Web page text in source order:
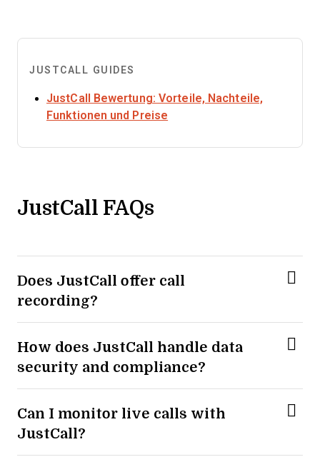
JUSTCALL GUIDES
JustCall Bewertung: Vorteile, Nachteile,
Funktionen und Preise
JustCall FAQs
Does JustCall offer call
recording?
How does JustCall handle data
security and compliance?
Can I monitor live calls with
JustCall?